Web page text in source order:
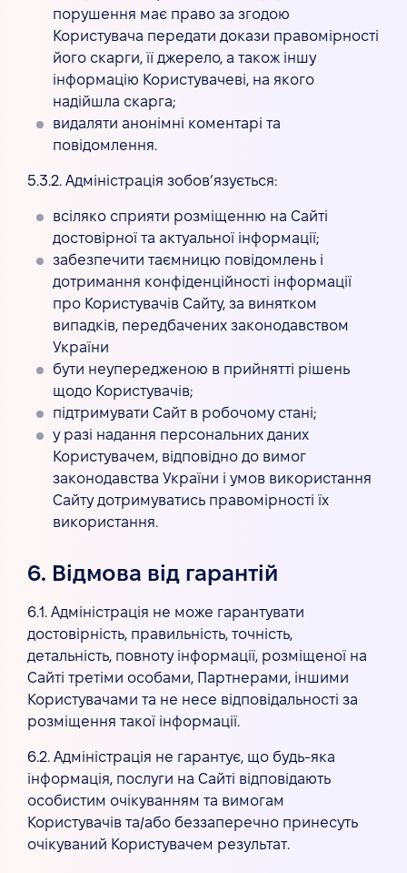
порушення має право за згодою
Користувача передати докази правомірності
його скарги, її джерело, а також іншу
інформацію Користувачеві, на якого
надійшла скарга;
видаляти анонімні коментарі та
повідомлення.
5.3.2. Адміністрація зобов’язується:
всіляко сприяти розміщенню на Сайті
достовірної та актуальної інформації;
забезпечити таємницю повідомлень і
дотримання конфіденційності інформації
про Користувачів Сайту, за винятком
випадків, передбачених законодавством
України
бути неупередженою в прийнятті рішень
щодо Користувачів;
підтримувати Сайт в робочому стані;
у разі надання персональних даних
Користувачем, відповідно до вимог
законодавства України і умов використання
Сайту дотримуватись правомірності їх
використання.
6. Відмова від гарантій
6.1. Адміністрація не може гарантувати
достовірність, правильність, точність,
детальність, повноту інформації, розміщеної на
Сайті третіми особами, Партнерами, іншими
Користувачами та не несе відповідальності за
розміщення такої інформації.
6.2. Адміністрація не гарантує, що будь-яка
інформація, послуги на Сайті відповідають
особистим очікуванням та вимогам
Користувачів та/або беззаперечно принесуть
очікуваний Користувачем результат.